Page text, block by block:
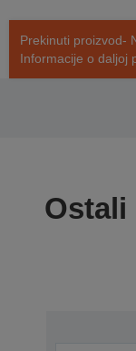
Prekinuti proizvod-
Informacije o daljoj
Ostali